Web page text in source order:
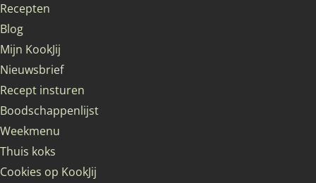
Recepten
Blog
Mijn KookJij
Nieuwsbrief
Recept insturen
Boodschappenlijst
Weekmenu
Thuis koks
Cookies op KookJij